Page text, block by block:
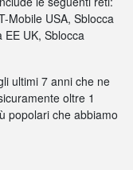
Mobile USA, Sblocca
EE UK, Sblocca
ultimi 7 anni che ne
oltre 1
popolari che abbiamo